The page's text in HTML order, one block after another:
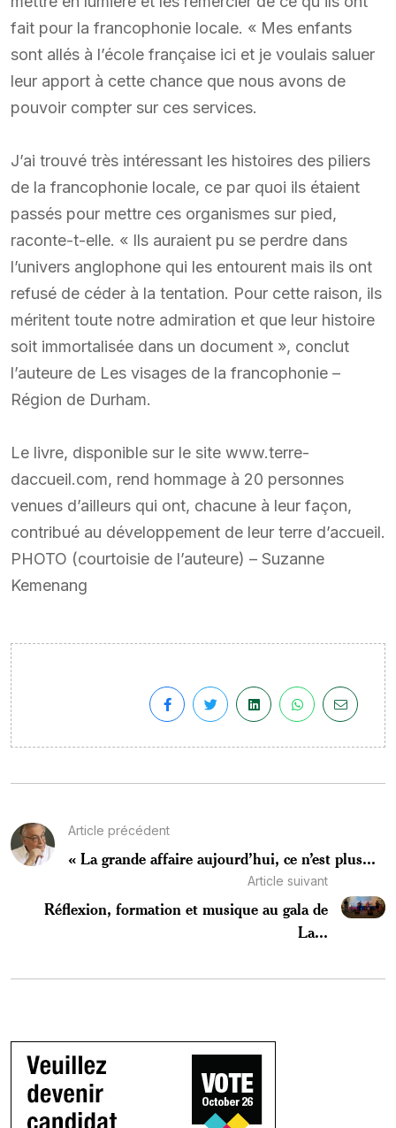
fait pour la francophonie locale. « Mes enfants
sont allés à l’école française ici et je voulais saluer
leur apport à cette chance que nous avons de
pouvoir compter sur ces services.
J’ai trouvé très intéressant les histoires des piliers
de la francophonie locale, ce par quoi ils étaient
passés pour mettre ces organismes sur pied,
raconte-t-elle. « Ils auraient pu se perdre dans
l’univers anglophone qui les entourent mais ils ont
refusé de céder à la tentation. Pour cette raison, ils
méritent toute notre admiration et que leur histoire
soit immortalisée dans un document », conclut
l’auteure de Les visages de la francophonie –
Région de Durham.
Le livre, disponible sur le site www.terre-
daccueil.com, rend hommage à 20 personnes
venues d’ailleurs qui ont, chacune à leur façon,
contribué au développement de leur terre d’accueil.
PHOTO (courtoisie de l’auteure) – Suzanne
Kemenang
Article précédent
« La grande affaire aujourd’hui, ce n’est plus...
Article suivant
Réflexion, formation et musique au gala de
La...